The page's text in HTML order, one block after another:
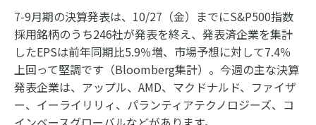
7-9月期の決算発表は、10/27（金）までにS&P500指数
採用銘柄のうち246社が発表を終え、発表済企業を集計
したEPSは前年同期比5.9％増、市場予想に対して7.4％
上回って堅調です（Bloomberg集計）。今週の主な決算
発表企業は、アップル、AMD、マクドナルド、ファイザ
ー、イーライリリィ、パランティアテクノロジーズ、コ